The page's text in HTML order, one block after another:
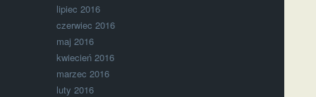
lipiec 2016
czerwiec 2016
maj 2016
kwiecień 2016
marzec 2016
luty 2016